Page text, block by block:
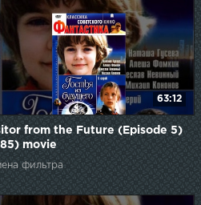
63:12
from the Future (Episode 5)
movie
фильтра